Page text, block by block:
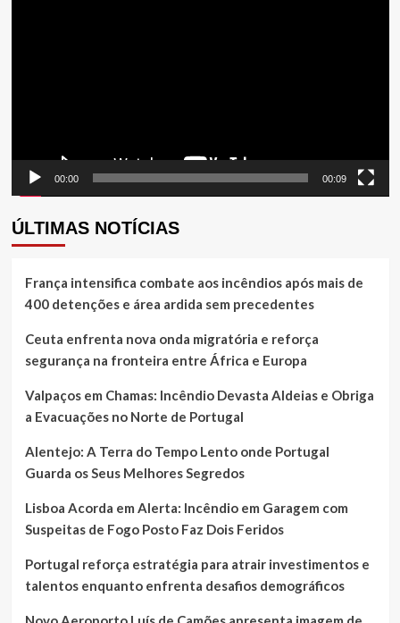
00:00 00:09
ÚLTIMAS NOTÍCIAS
França intensifica combate aos incêndios após mais de
400 detenções e área ardida sem precedentes
Ceuta enfrenta nova onda migratória e reforça
segurança na fronteira entre África e Europa
Valpaços em Chamas: Incêndio Devasta Aldeias e Obriga
a Evacuações no Norte de Portugal
Alentejo: A Terra do Tempo Lento onde Portugal
Guarda os Seus Melhores Segredos
Lisboa Acorda em Alerta: Incêndio em Garagem com
Suspeitas de Fogo Posto Faz Dois Feridos
Portugal reforça estratégia para atrair investimentos e
talentos enquanto enfrenta desafios demográficos